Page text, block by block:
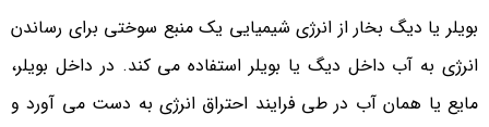
ها تماس بگیرید:05138472536-
09388037440
بویلر یا دیگ بخار از انرژی شیمیایی یک منبع سوختی برای رساندن
انرژی به آب داخل دیگ یا بویلر استفاده می کند. در داخل بویلر،
مایع یا همان آب در طی فرایند احتراق انرژی به دست می آورد و